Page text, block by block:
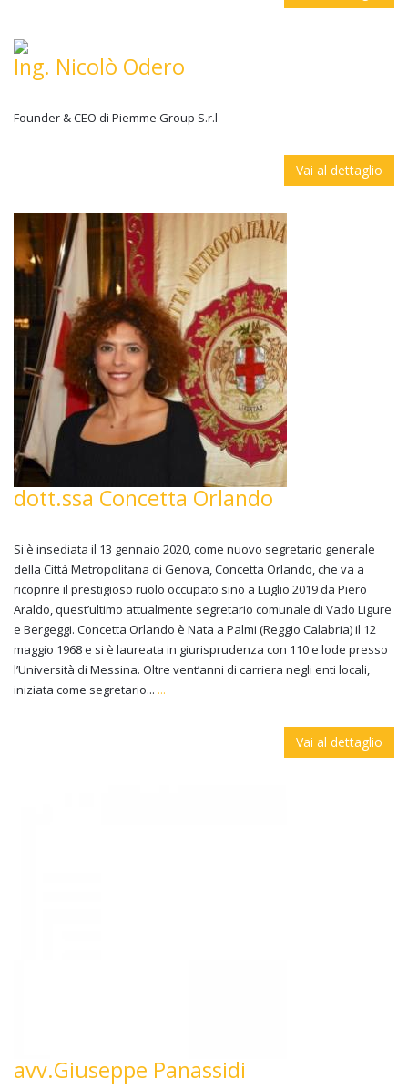
Ing. Nicolò Odero
Founder & CEO di Piemme Group S.r.l
Vai al dettaglio
dott.ssa Concetta Orlando
Si è insediata il 13 gennaio 2020, come nuovo segretario generale
della Città Metropolitana di Genova, Concetta Orlando, che va a
ricoprire il prestigioso ruolo occupato sino a Luglio 2019 da Piero
Araldo, quest’ultimo attualmente segretario comunale di Vado Ligure
e Bergeggi. Concetta Orlando è Nata a Palmi (Reggio Calabria) il 12
maggio 1968 e si è laureata in giurisprudenza con 110 e lode presso
l’Università di Messina. Oltre vent’anni di carriera negli enti locali,
iniziata come segretario... ...
Vai al dettaglio
avv.Giuseppe Panassidi